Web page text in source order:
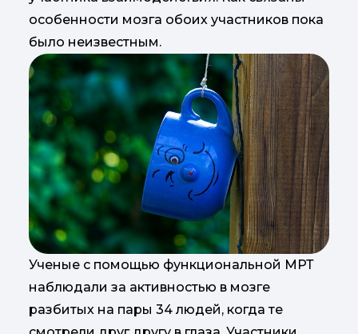
особенности мозга обоих участников пока
было неизвестным.
Ученые с помощью функциональной МРТ
наблюдали за активностью в мозге
разбитых на пары 34 людей, когда те